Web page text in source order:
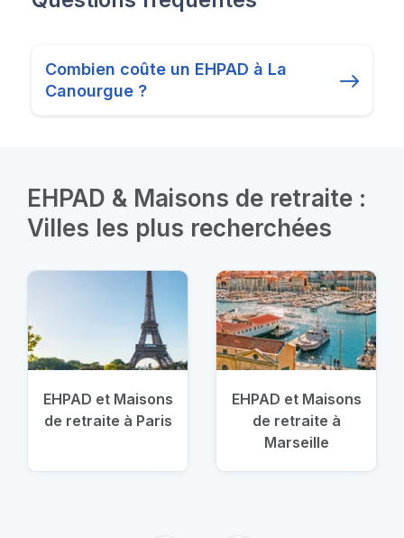
Combien coûte un EHPAD à La
Canourgue ?
EHPAD & Maisons de retraite :
Villes les plus recherchées
EHPAD et Maisons
de retraite à Paris
EHPAD et Maisons
de retraite à
Marseille